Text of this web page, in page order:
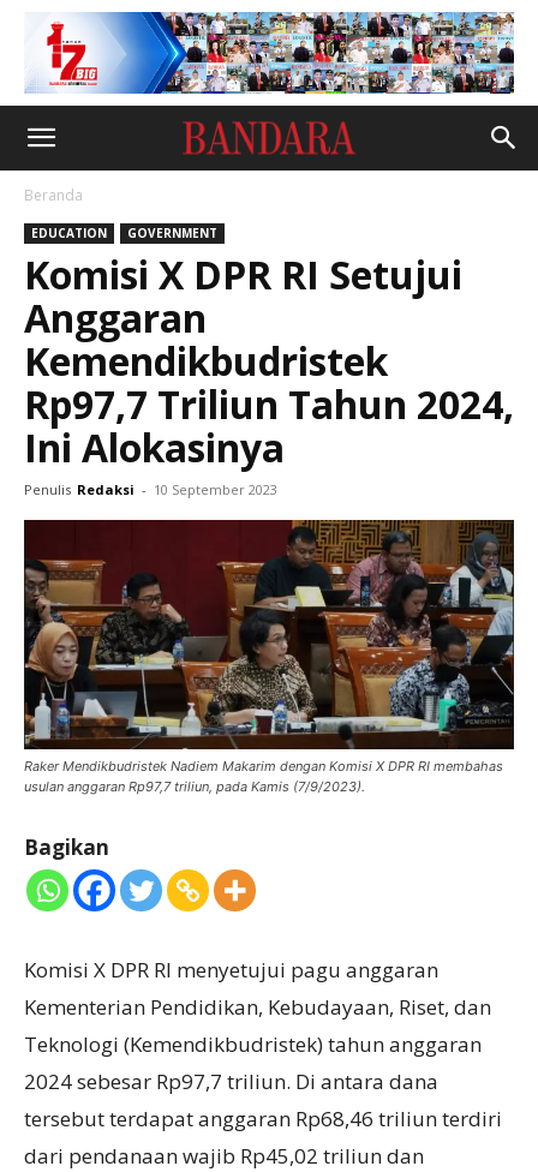
Beranda
EDUCATION GOVERNMENT
Komisi X DPR RI Setujui
Anggaran
Kemendikbudristek
Rp97,7 Triliun Tahun 2024,
Ini Alokasinya
Penulis Redaksi - 10 September 2023
Raker Mendikbudristek Nadiem Makarim dengan Komisi X DPR RI membahas
usulan anggaran Rp97,7 triliun, pada Kamis (7/9/2023).
Bagikan
Komisi X DPR RI menyetujui pagu anggaran
Kementerian Pendidikan, Kebudayaan, Riset, dan
Teknologi (Kemendikbudristek) tahun anggaran
2024 sebesar Rp97,7 triliun. Di antara dana
tersebut terdapat anggaran Rp68,46 triliun terdiri
dari pendanaan wajib Rp45,02 triliun dan